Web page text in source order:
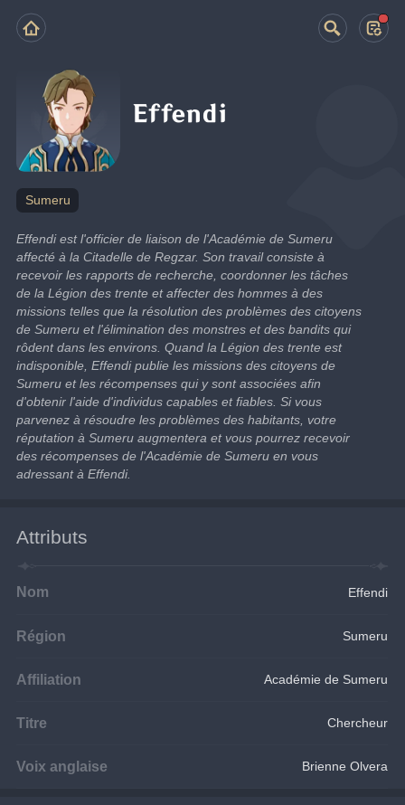
Effendi
Sumeru
Effendi est l'officier de liaison de l'Académie de Sumeru
affecté à la Citadelle de Regzar. Son travail consiste à
recevoir les rapports de recherche, coordonner les tâches
de la Légion des trente et affecter des hommes à des
missions telles que la résolution des problèmes des citoyens
de Sumeru et l'élimination des monstres et des bandits qui
rôdent dans les environs. Quand la Légion des trente est
indisponible, Effendi publie les missions des citoyens de
Sumeru et les récompenses qui y sont associées afin
d'obtenir l'aide d'individus capables et fiables. Si vous
parvenez à résoudre les problèmes des habitants, votre
réputation à Sumeru augmentera et vous pourrez recevoir
des récompenses de l'Académie de Sumeru en vous
adressant à Effendi.
Attributs
Nom Effendi
Région Sumeru
Affiliation Académie de Sumeru
Titre Chercheur
Voix anglaise Brienne Olvera